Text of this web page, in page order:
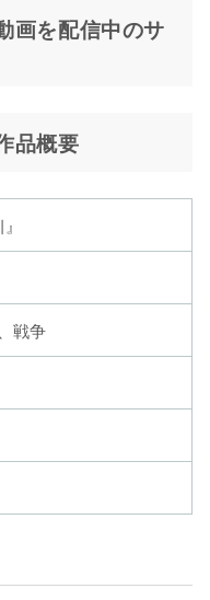
画を配信中のサ
品概要
戦争